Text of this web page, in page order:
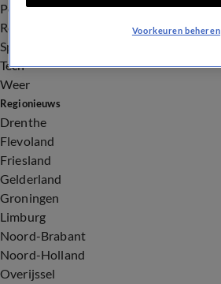
Politiek
Royalty
Sport
Tech
Weer
Regionieuws
Drenthe
Flevoland
Friesland
Gelderland
Groningen
Limburg
Noord-Brabant
Noord-Holland
Overijssel
Voorkeuren beheren